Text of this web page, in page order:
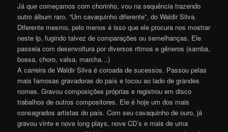
Já que começamos com chorinho, vou na sequência trazendo
outro álbum raro, “Um cavaquinho diferente”, do Waldir Silva.
Diferente mesmo, pelo menos é isso que ele procura nos mostrar
neste lp, fugindo talvez de comparações ou semelhanças. Ele
passeia com desenvoltura por diversos ritmos e gêneros (samba,
bossa, choro, valsa, marcha…)
A carreira de Waldir Silva é coroada de sucessos. Passou pelas
mais famosas gravadoras do país e tocou ao lado de grandes
nomes. Gravou composições próprias e registrou em disco
trabalhos de outros compositores. Ele é hoje um dos mais
consagrados artistas do país. Com seu cavaquinho de ouro, já
gravou vinte e nove long plays, nove CD’s e mais de uma